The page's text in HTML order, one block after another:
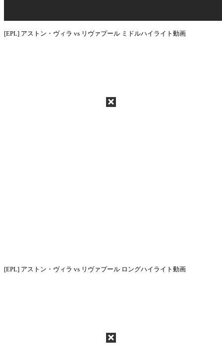
[EPL] アストン・ヴィラ vs リヴァプール ミドルハイライト動画
[EPL] アストン・ヴィラ vs リヴァプール ロングハイライト動画